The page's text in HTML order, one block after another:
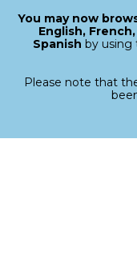
You may now
English,
Spanish by
Please note that